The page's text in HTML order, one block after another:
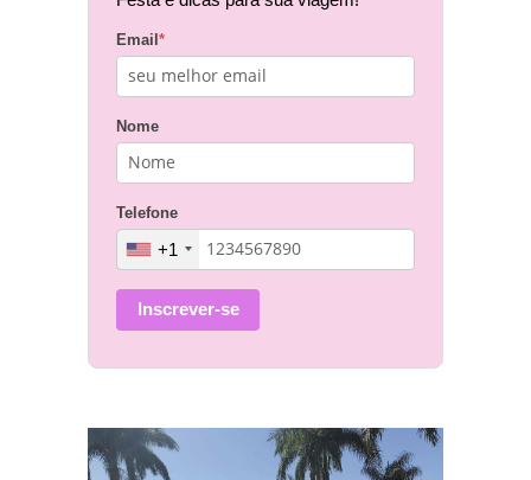
Email *
Nome
Telefone
+1
Inscrever-se